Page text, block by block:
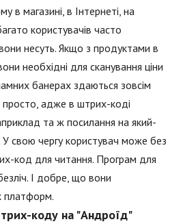
в магазині, в Інтернеті, на
користувачів часто
несуть. Якщо з продуктами в
необхідні для сканування ціни
банерах здаються зовсім
адже в штрих-коді
та ж посилання на який-
У свою чергу користувач може без
код для читання. Програм для
І добре, що вони
платформ.
коду на "Андроїд"